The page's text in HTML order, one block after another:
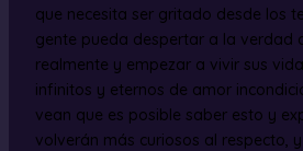
que necesita ser gritado desde los
gente pueda despertar a la verdad
realmente y empezar a vivir sus
infinitos y eternos de amor
vean que es posible saber esto y
volverán más curiosos al respecto,